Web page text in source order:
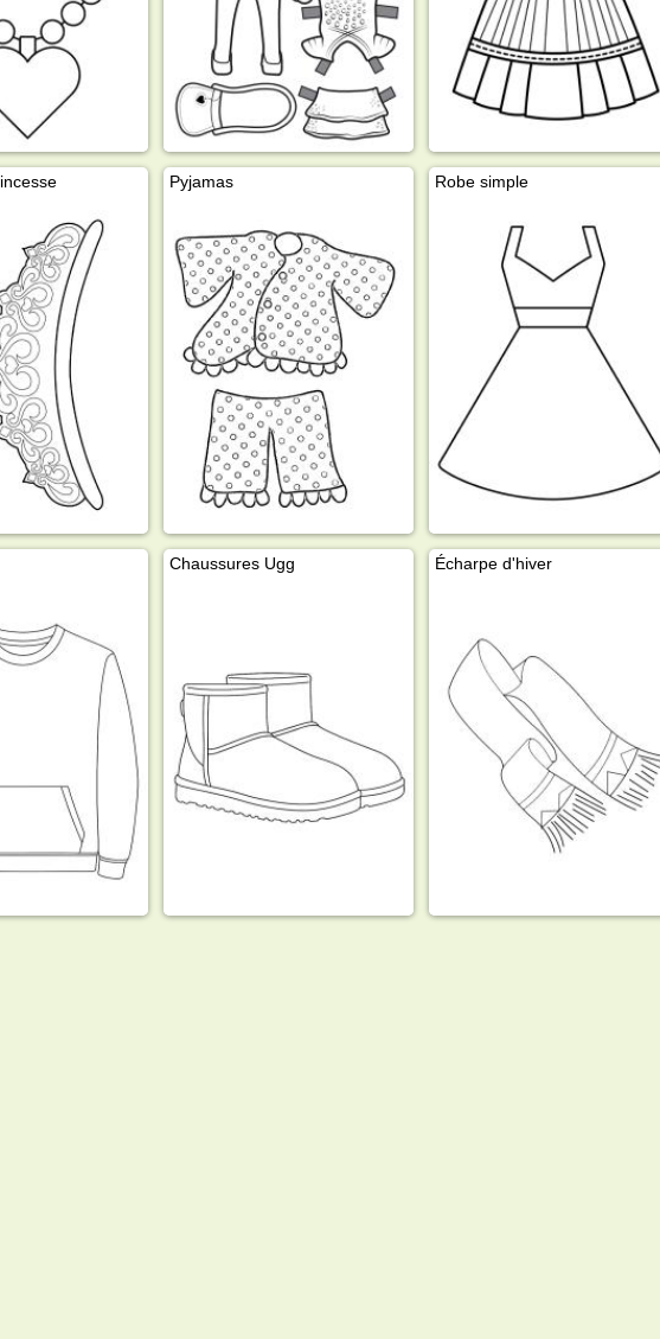
Pyjamas Robe simple
Chaussures Ugg Écharpe d'hiver